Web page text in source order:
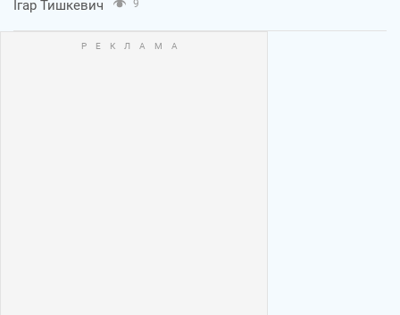
Ігар Тишкевич 9